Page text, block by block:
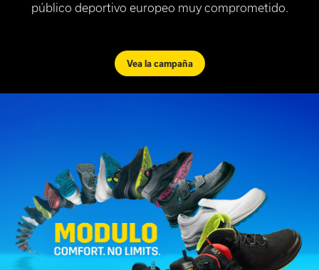
público deportivo europeo muy comprometido.
Vea la campaña